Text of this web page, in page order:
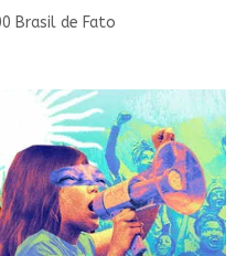
Brasil de Fato